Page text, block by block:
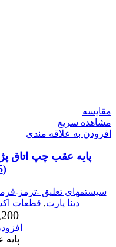
مقایسه
مشاهده سریع
افزودن به علاقه مندی
(1603005)
سیستمهای تعلیق -ترمز-
دینا پارت, قطعات